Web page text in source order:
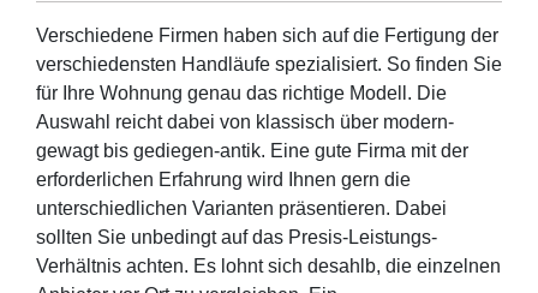
Verschiedene Firmen haben sich auf die Fertigung der
verschiedensten Handläufe spezialisiert. So finden Sie
für Ihre Wohnung genau das richtige Modell. Die
Auswahl reicht dabei von klassisch über modern-
gewagt bis gediegen-antik. Eine gute Firma mit der
erforderlichen Erfahrung wird Ihnen gern die
unterschiedlichen Varianten präsentieren. Dabei
sollten Sie unbedingt auf das Presis-Leistungs-
Verhältnis achten. Es lohnt sich desahlb, die einzelnen